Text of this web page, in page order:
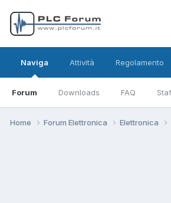
Naviga
Forum Downloads FAQ
Attività Regolamento
Home Forum Elettronica Elettronica